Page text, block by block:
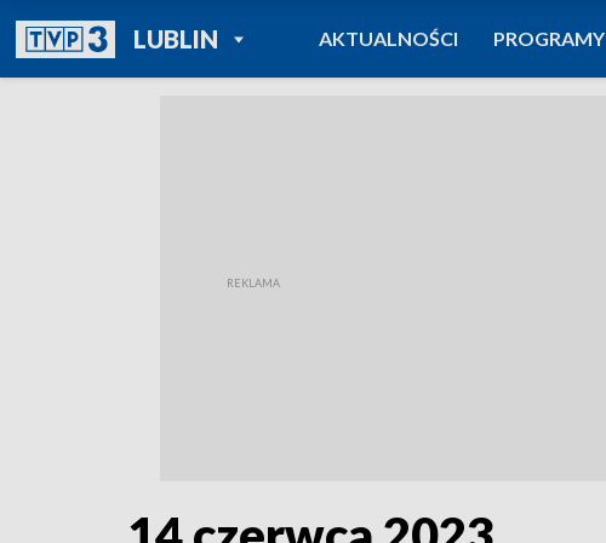
LUBLINPOWRÓT DO
TVP REGIONY
AKTUALNOŚCI PROGRAMY